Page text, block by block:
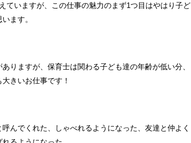
ていますが、この仕事の魅力のまず1つ目はやはり子ど
ます。
りますが、保育士は関わる子ども達の年齢が低い分、
きいお仕事です！
んでくれた、しゃべれるようになった、友達と仲よく